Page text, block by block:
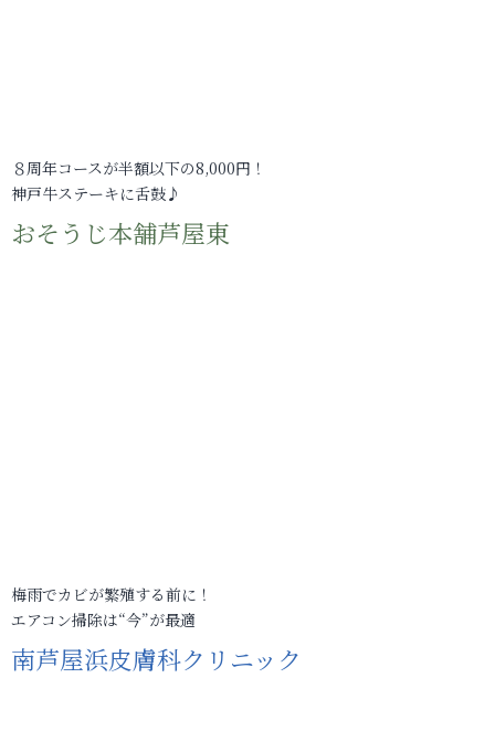
８周年コースが半額以下の8,000円！
神戸牛ステーキに舌鼓♪
おそうじ本舗芦屋東
梅雨でカビが繁殖する前に！
エアコン掃除は“今”が最適
南芦屋浜皮膚科クリニック